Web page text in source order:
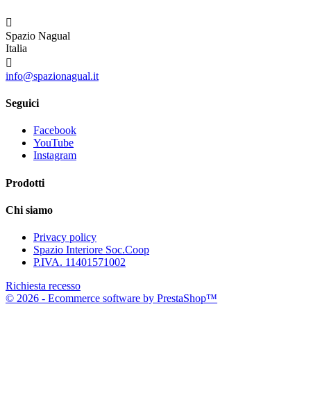

Spazio Nagual
Italia

info@spazionagual.it
Seguici
Facebook
YouTube
Instagram
Prodotti
Chi siamo
Privacy policy
Spazio Interiore Soc.Coop
P.IVA. 11401571002
Richiesta recesso
© 2026 - Ecommerce software by PrestaShop™